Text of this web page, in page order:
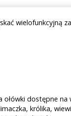
wielofunkcyjną
dostępne
królika,